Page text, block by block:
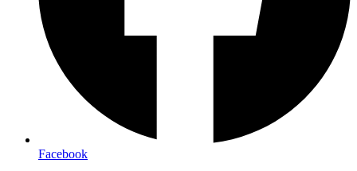
Facebook